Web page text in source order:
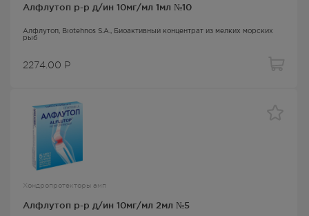
Алфлутоп р-р д/ин 10мг/мл 1мл №10
Алфлутоп , Biotehnos S.A., Биоактивный концентрат из мелких морских
рыб
2274.00 Р
Хондропротекторы амп
Алфлутоп р-р д/ин 10мг/мл 2мл №5